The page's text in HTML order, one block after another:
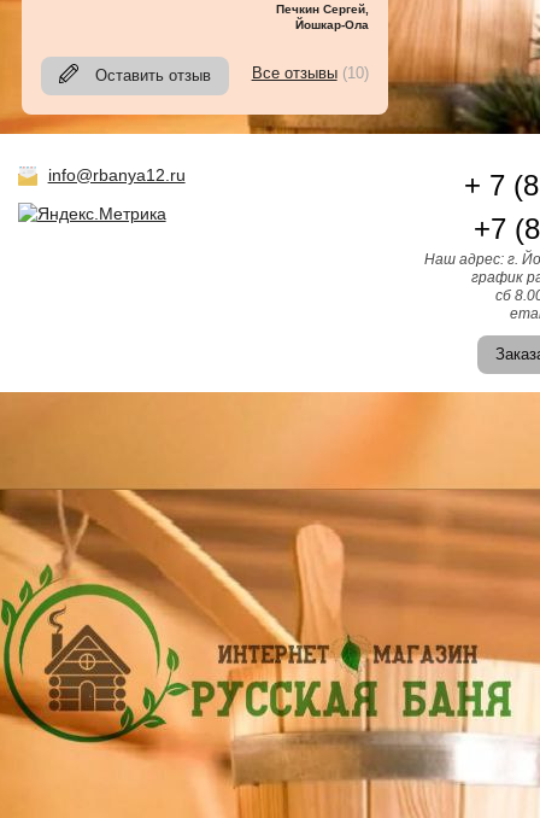
Печкин Сергей,
Йошкар-Ола
Оставить отзыв Все отзывы(10)
info@rbanya12.ru
+ 7
+7
Наш адрес: г.
график
сб